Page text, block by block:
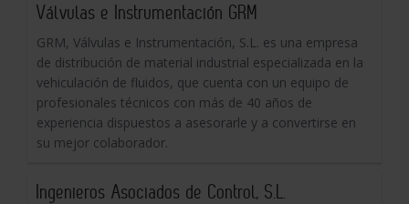
Válvulas e Instrumentación GRM
GRM, Válvulas e Instrumentación, S.L. es una empresa
de distribución de material industrial especializada en la
vehiculación de fluidos, que cuenta con un equipo de
profesionales técnicos con más de 40 años de
experiencia dispuestos a asesorarle y a convertirse en
su mejor colaborador.
Ingenieros Asociados de Control, S.L.